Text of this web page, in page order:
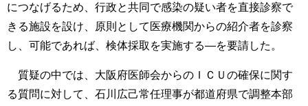
につなげるため、行政と共同で感染の疑い者を直接診察で
きる施設を設け、原則として医療機関からの紹介者を診察
し、可能であれば、検体採取を実施する―を要請した。
質疑の中では、大阪府医師会からのＩＣＵの確保に関す
る質問に対して、石川広己常任理事が都道府県で調整本部